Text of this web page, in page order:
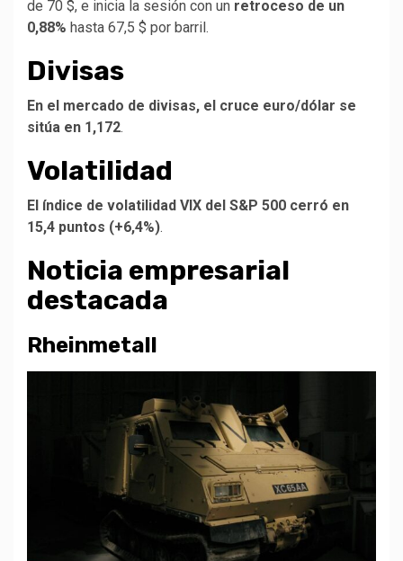
de 70 $, e inicia la sesión con un retroceso de un
0,88% hasta 67,5 $ por barril.
Divisas
En el mercado de divisas, el cruce euro/dólar se
sitúa en 1,172.
Volatilidad
El índice de volatilidad VIX del S&P 500 cerró en
15,4 puntos (+6,4%).
Noticia empresarial
destacada
Rheinmetall